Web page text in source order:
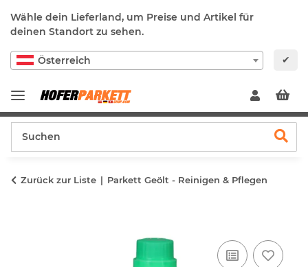
Wähle dein Lieferland, um Preise und Artikel für
deinen Standort zu sehen.
Österreich ✔
Zurück zur Liste Parkett Geölt - Reinigen & Pflegen